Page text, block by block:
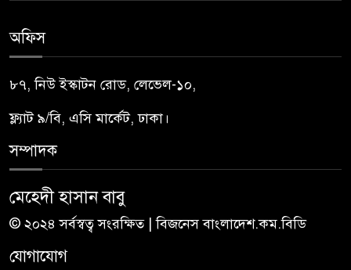
অফিস
৮৭, নিউ ইস্কাটন রোড, লেভেল-১০,
ফ্ল্যাট ৯/বি, এসি মার্কেট, ঢাকা।
সম্পাদক
মেহেদী হাসান বাবু
© ২০২৪ সর্বস্বত্ব সংরক্ষিত | বিজনেস বাংলাদেশ.কম.বিডি
যোগাযোগ